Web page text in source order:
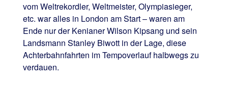
vom Weltrekordler, Weltmeister, Olympiasieger,
etc. war alles in London am Start – waren am
Ende nur der Kenianer Wilson Kipsang und sein
Landsmann Stanley Biwott in der Lage, diese
Achterbahnfahrten im Tempoverlauf halbwegs zu
verdauen.